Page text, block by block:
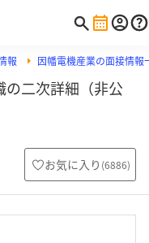
報 因幡電機産業の面接情報
二次詳細（非公
お気に入り (6886)